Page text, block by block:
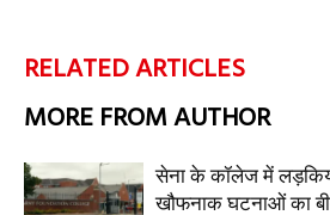
RELATED ARTICLES
MORE FROM AUTHOR
सेना के कॉलेज में
खौफनाक घटनाओं का